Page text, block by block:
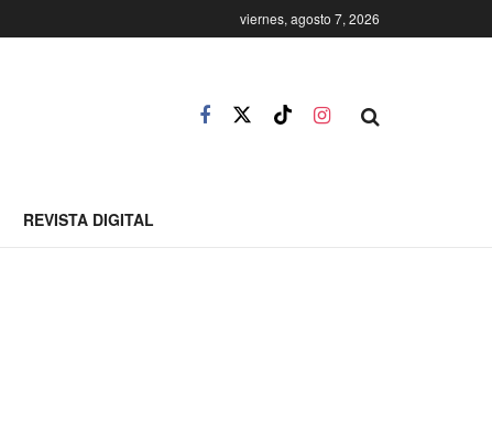
viernes, agosto 7, 2026
REVISTA DIGITAL